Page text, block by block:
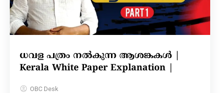
ധവള പത്രം നൽകുന്ന ആശങ്കകൾ |
Kerala White Paper Explanation |
OBC Desk